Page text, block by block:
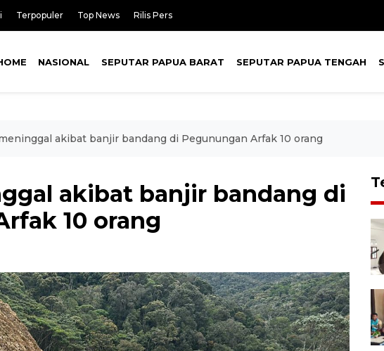
Terpopuler Top News Rilis Pers
NASIONAL SEPUTAR PAPUA BARAT SEPUTAR PAPUA TENGAH
akibat banjir bandang di Pegunungan Arfak 10 orang
akibat banjir bandang di
10 orang